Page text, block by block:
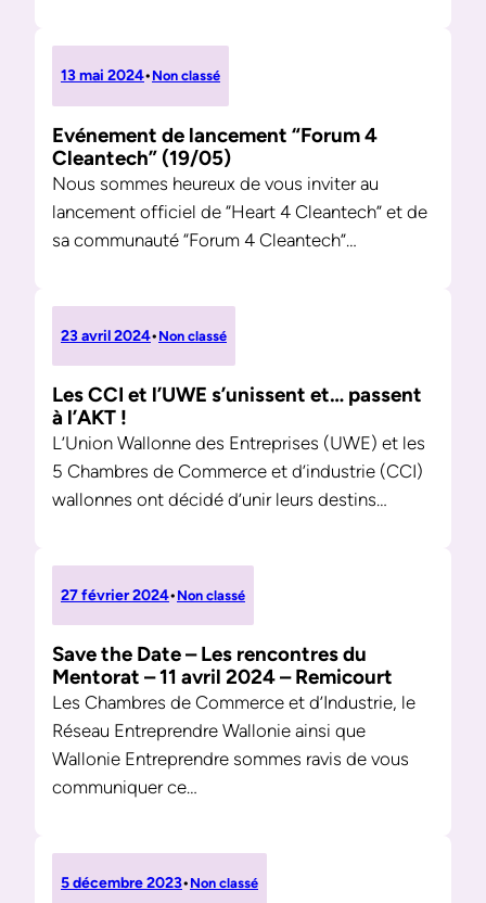
13 mai 2024• Non classé
Evénement de lancement “Forum 4
Cleantech” (19/05)
Nous sommes heureux de vous inviter au
lancement officiel de “Heart 4 Cleantech” et de
sa communauté “Forum 4 Cleantech”…
23 avril 2024• Non classé
Les CCI et l’UWE s’unissent et… passent
à l’AKT !
L’Union Wallonne des Entreprises (UWE) et les
5 Chambres de Commerce et d’industrie (CCI)
wallonnes ont décidé d’unir leurs destins…
27 février 2024• Non classé
Save the Date – Les rencontres du
Mentorat – 11 avril 2024 – Remicourt
Les Chambres de Commerce et d’Industrie, le
Réseau Entreprendre Wallonie ainsi que
Wallonie Entreprendre sommes ravis de vous
communiquer ce…
5 décembre 2023• Non classé